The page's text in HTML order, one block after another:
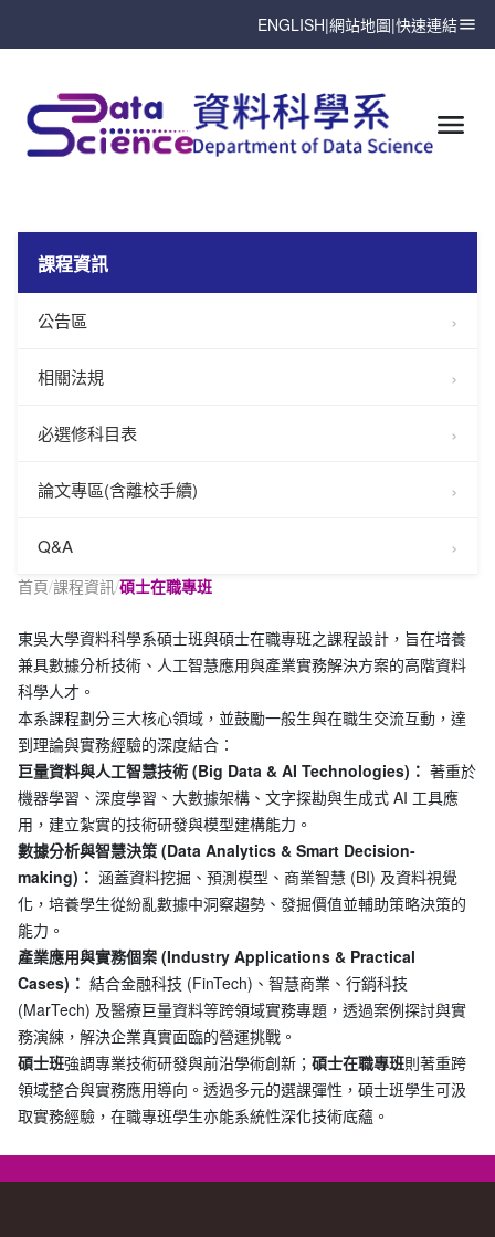
ENGLISH|網站地圖|快速連結
課程資訊
公告區
相關法規
必選修科目表
論文專區(含離校手續)
Q&A
首頁/課程資訊/碩士在職專班
東吳大學資料科學系碩士班與碩士在職專班之課程設計，旨在培養
兼具數據分析技術、人工智慧應用與產業實務解決方案的高階資料
科學人才。
本系課程劃分三大核心領域，並鼓勵一般生與在職生交流互動，達
到理論與實務經驗的深度結合：
巨量資料與人工智慧技術 (Big Data & AI Technologies)： 著重於
機器學習、深度學習、大數據架構、文字探勘與生成式 AI 工具應
用，建立紮實的技術研發與模型建構能力。
數據分析與智慧決策 (Data Analytics & Smart Decision-
making)： 涵蓋資料挖掘、預測模型、商業智慧 (BI) 及資料視覺
化，培養學生從紛亂數據中洞察趨勢、發掘價值並輔助策略決策的
能力。
產業應用與實務個案 (Industry Applications & Practical
Cases)： 結合金融科技 (FinTech)、智慧商業、行銷科技
(MarTech) 及醫療巨量資料等跨領域實務專題，透過案例探討與實
務演練，解決企業真實面臨的營運挑戰。
碩士班強調專業技術研發與前沿學術創新； 碩士在職專班則著重跨
領域整合與實務應用導向。透過多元的選課彈性，碩士班學生可汲
取實務經驗，在職專班學生亦能系統性深化技術底蘊。